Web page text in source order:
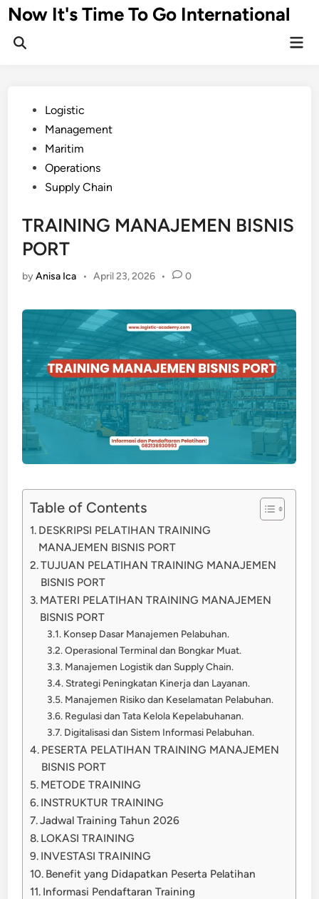
Skip
to
content
Now It's Time To Go International
PostedLogistic
Management
Maritim
Operations
Supply Chain
TRAINING MANAJEMEN BISNIS
PORT
byAnisa Ica • April 23, 2026 • 0
Table of Contents
DESKRIPSI PELATIHAN TRAINING
MANAJEMEN BISNIS PORT
TUJUAN PELATIHAN TRAINING MANAJEMEN
BISNIS PORT
MATERI PELATIHAN TRAINING MANAJEMEN
BISNIS PORT
Konsep Dasar Manajemen Pelabuhan.
Operasional Terminal dan Bongkar Muat.
Manajemen Logistik dan Supply Chain.
Strategi Peningkatan Kinerja dan Layanan.
Manajemen Risiko dan Keselamatan Pelabuhan.
Regulasi dan Tata Kelola Kepelabuhanan.
Digitalisasi dan Sistem Informasi Pelabuhan.
PESERTA PELATIHAN TRAINING MANAJEMEN
BISNIS PORT
METODE TRAINING
INSTRUKTUR TRAINING
Jadwal Training Tahun 2026
LOKASI TRAINING
INVESTASI TRAINING
Benefit yang Didapatkan Peserta Pelatihan
Informasi Pendaftaran Training